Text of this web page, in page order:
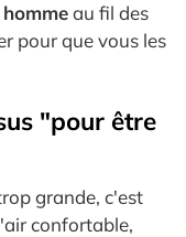
au fil des
pour que vous les
"pour être
grande, c'est
confortable,